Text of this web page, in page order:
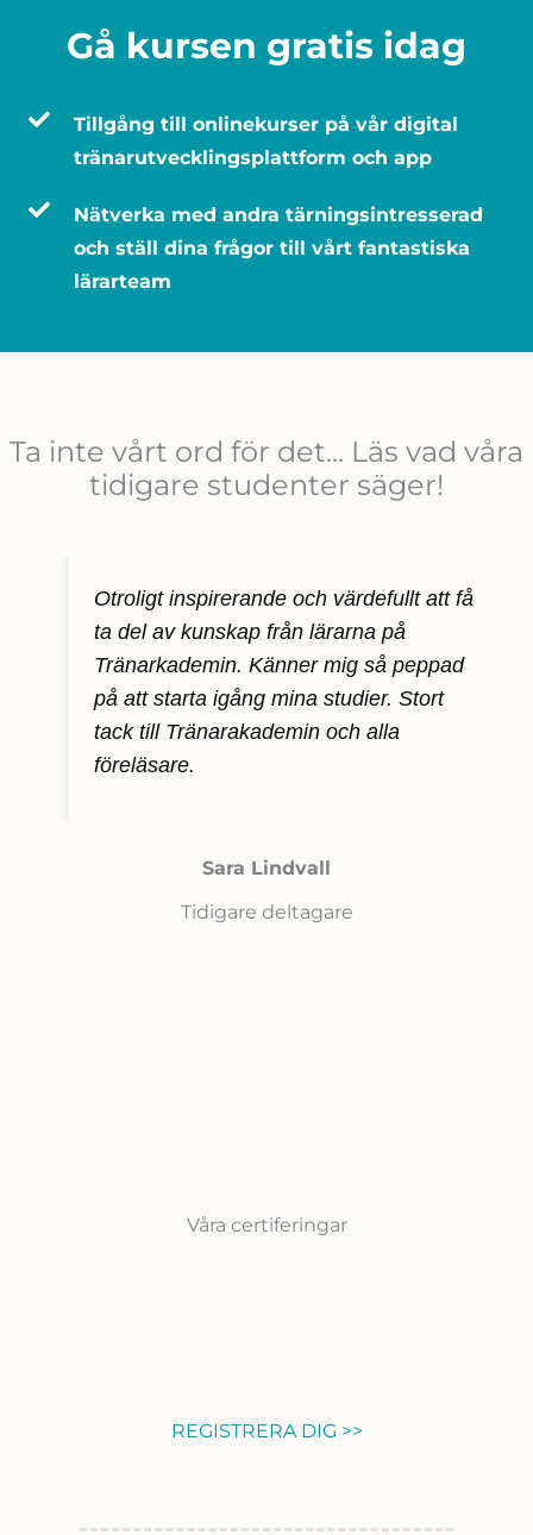
Gå kursen gratis idag
Tillgång till onlinekurser på vår digital
tränarutvecklingsplattform och app
Nätverka med andra tärningsintresserad
och ställ dina frågor till vårt fantastiska
lärarteam
Ta inte vårt ord för det... Läs vad våra
tidigare studenter säger!
Otroligt inspirerande och värdefullt att få
ta del av kunskap från lärarna på
Tränarkademin. Känner mig så peppad
på att starta igång mina studier. Stort
tack till Tränarakademin och alla
föreläsare.
Sara Lindvall
Tidigare deltagare
Våra certiferingar
REGISTRERA DIG >>